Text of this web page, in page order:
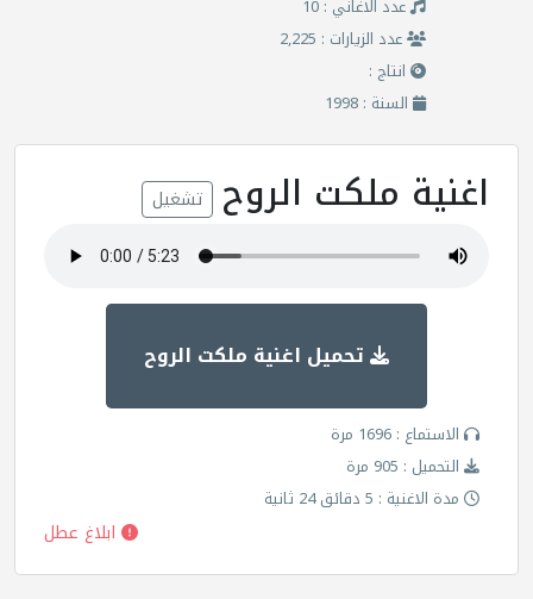
عدد الاغاني : 10
عدد الزيارات : 2,225
انتاج :
السنة : 1998
اغنية ملكت الروح تشغيل
تحميل اغنية ملكت الروح
الاستماع : 1696 مرة
التحميل : 905 مرة
مدة الاغنية : 5 دقائق 24 ثانية
ابلاغ عطل